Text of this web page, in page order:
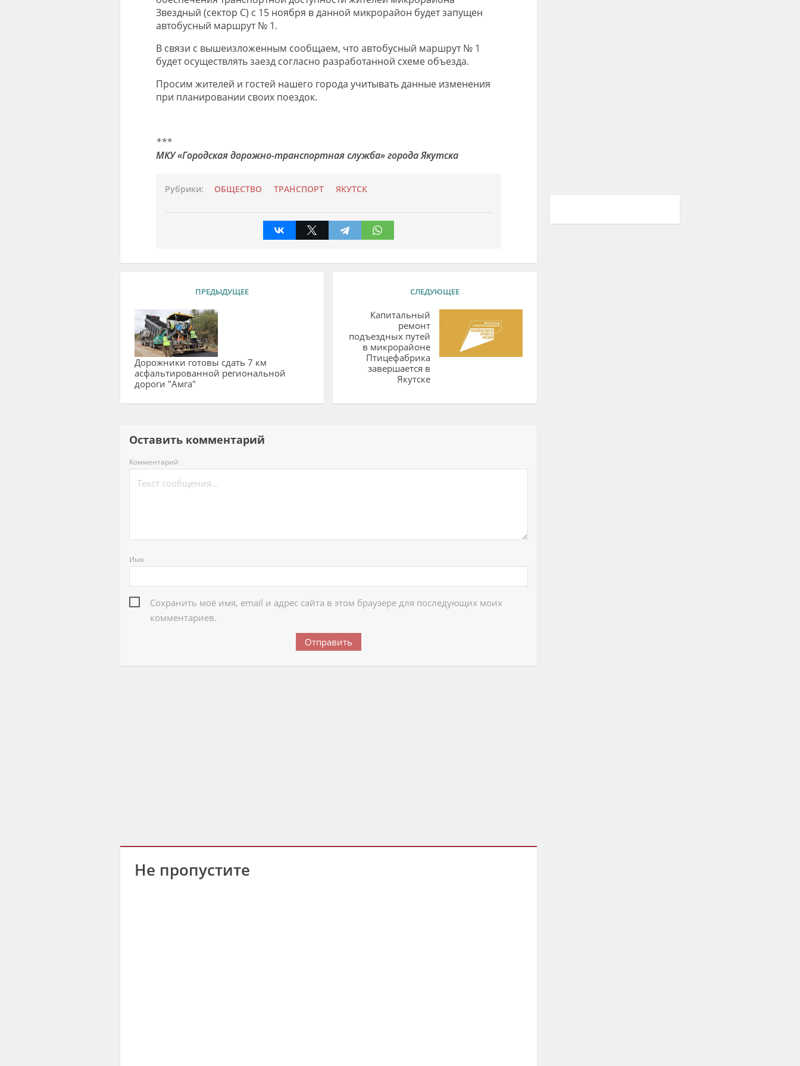
Звездный (сектор С) с 15 ноября в данной микрорайон будет запущен
автобусный маршрут № 1.
В связи с вышеизложенным сообщаем, что автобусный маршрут № 1
будет осуществлять заезд согласно разработанной схеме объезда.
Просим жителей и гостей нашего города учитывать данные изменения
при планировании своих поездок.
***
МКУ «Городская дорожно-транспортная служба» города Якутска
Рубрики: ОБЩЕСТВО ТРАНСПОРТ ЯКУТСК
ПРЕДЫДУЩЕЕ
Дорожники готовы сдать 7 км
асфальтированной региональной
дороги "Амга"
СЛЕДУЮЩЕЕ
Капитальный
ремонт
подъездных путей
в микрорайоне
Птицефабрика
завершается в
Якутске
Оставить комментарий
Комментарий
Имя
Сохранить моё имя, email и адрес сайта в этом браузере для последующих моих
комментариев.
Не пропустите